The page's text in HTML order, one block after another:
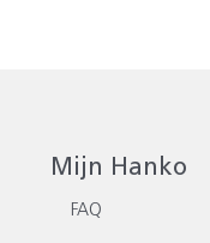
Mijn Hanko
FAQ